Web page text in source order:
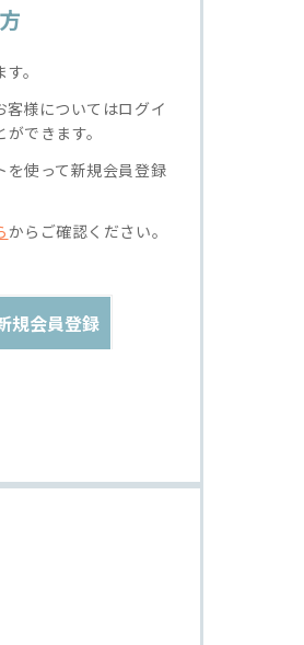
。
様についてはログイ
できます。
を使って新規会員登録
からご確認ください。
規会員登録